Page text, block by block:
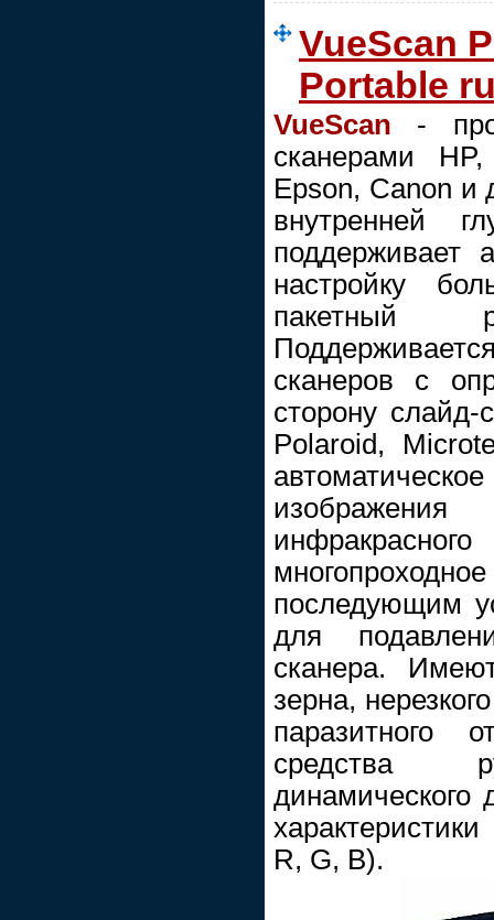
VueScan
Portable
VueScan -
сканерами
Epson, Canon и
внутренней
поддерживает
настройку
пакетный
сканеров с
сторону
Polaroid,
последующим
для
сканера.
зерна,
паразитного
средства
динамического
R, G, B).